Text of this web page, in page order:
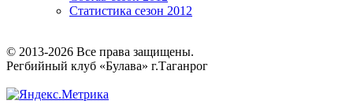
Статистика сезон 2012
© 2013-2026 Все права защищены.
Регбийный клуб «Булава» г.Таганрог